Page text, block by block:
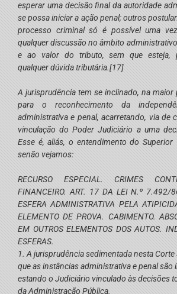
esperar uma decisão final da autoridade
se possa iniciar a ação penal; outros
processo criminal só é possível uma
qualquer discussão no âmbito
e ao valor do tributo, sem que esteja,
qualquer dúvida tributária.[17]
A jurisprudência tem se inclinado, na maior
para o reconhecimento da
administrativa e penal, acarretando, via de
vinculação do Poder Judiciário a uma
Esse é, aliás, o entendimento do Superior
senão vejamos:
RECURSO ESPECIAL. CRIMES
FINANCEIRO. ART. 17 DA LEI N.º 7.492/
ESFERA ADMINISTRATIVA PELA
ELEMENTO DE PROVA. CABIMENTO.
EM OUTROS ELEMENTOS DOS AUTOS.
ESFERAS.
1. A jurisprudência sedimentada nesta
que as instâncias administrativa e penal são
estando o Judiciário vinculado às decisões
da Administração Pública.